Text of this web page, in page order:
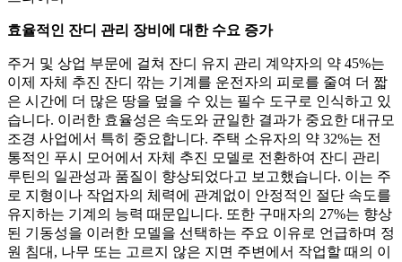
효율적인 잔디 관리 장비에 대한 수요 증가
주거 및 상업 부문에 걸쳐 잔디 유지 관리 계약자의 약 45%는
이제 자체 추진 잔디 깎는 기계를 운전자의 피로를 줄여 더 짧
은 시간에 더 많은 땅을 덮을 수 있는 필수 도구로 인식하고 있
습니다. 이러한 효율성은 속도와 균일한 결과가 중요한 대규모
조경 사업에서 특히 중요합니다. 주택 소유자의 약 32%는 전
통적인 푸시 모어에서 자체 추진 모델로 전환하여 잔디 관리
루틴의 일관성과 품질이 향상되었다고 보고했습니다. 이는 주
로 지형이나 작업자의 체력에 관계없이 안정적인 절단 속도를
유지하는 기계의 능력 때문입니다. 또한 구매자의 27%는 향상
된 기동성을 이러한 모델을 선택하는 주요 이유로 언급하며 정
원 침대, 나무 또는 고르지 않은 지면 주변에서 작업할 때의 이